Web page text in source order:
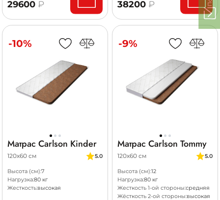
29600₽ 38200₽
-10%
Матрас Carlson Kinder
120х60 см 5.0
Высота (см):7
Нагрузка:80 кг
Жесткость:высокая
-9%
Матрас Carlson Tommy
120х60 см 5.0
Высота (см):12
Нагрузка:80 кг
Жесткость 1-ой стороны:средняя
Жёсткость 2-ой стороны:высокая